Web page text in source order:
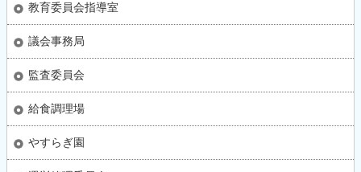
教育委員会指導室
議会事務局
監査委員会
給食調理場
やすらぎ園